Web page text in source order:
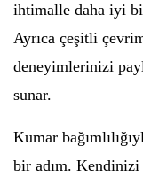
ihtimalle daha iyi
Ayrıca çeşitli
deneyimlerinizi
sunar.
Kumar
bir adım. Kendinizi